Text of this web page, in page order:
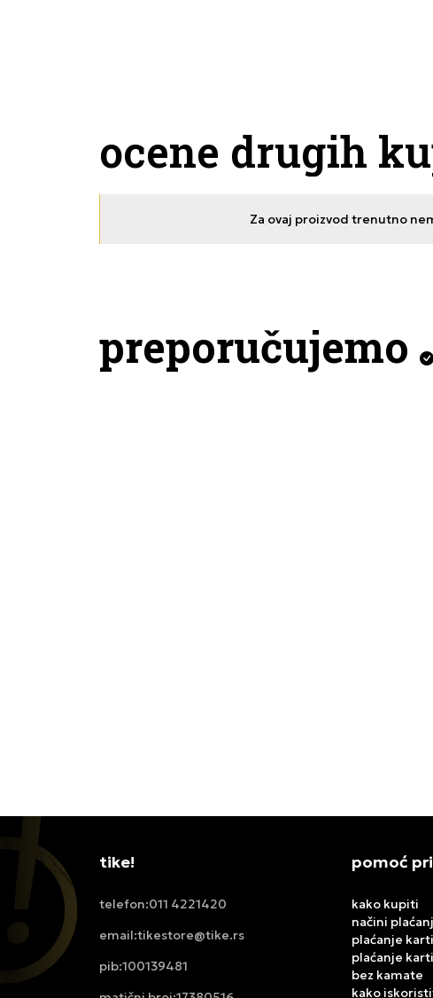
ocene drugih
Za ovaj proizvod trenutno
preporučujemo
tike!
telefon:011 4221420
email:tikestore@tike.rs
pib:100139481
pomoć
kako kupiti
načini
plaćanje
plaćanje
bez kamate
kako